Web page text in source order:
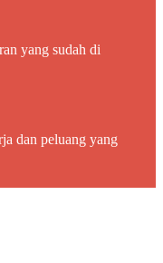
yang sudah di
dan peluang yang